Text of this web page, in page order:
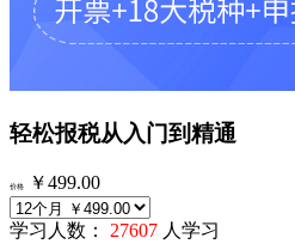
轻松报税从入门到精通
价格 ￥499.00
学习人数： 27607 人学习